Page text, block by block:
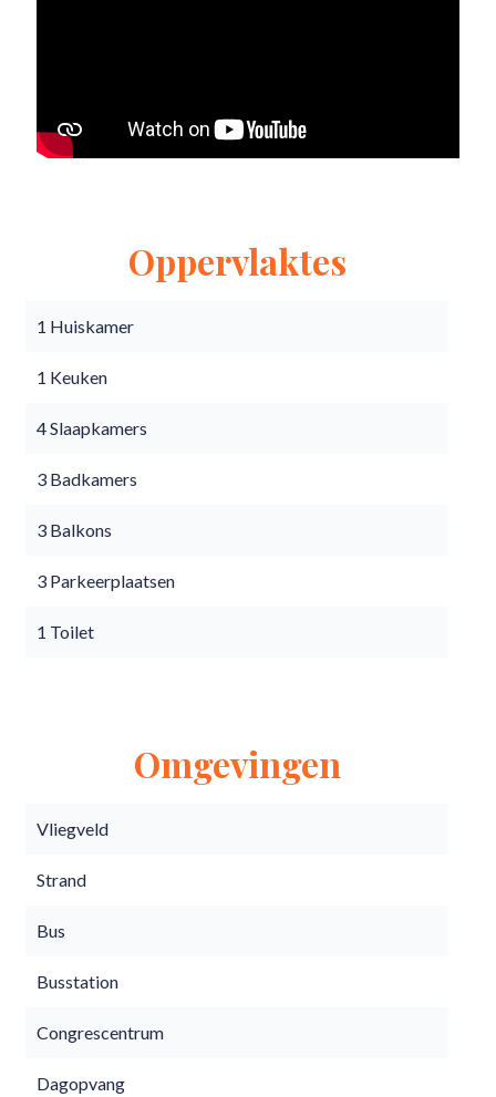
Oppervlaktes
1 Huiskamer
1 Keuken
4 Slaapkamers
3 Badkamers
3 Balkons
3 Parkeerplaatsen
1 Toilet
Omgevingen
Vliegveld
Strand
Bus
Busstation
Congrescentrum
Dagopvang